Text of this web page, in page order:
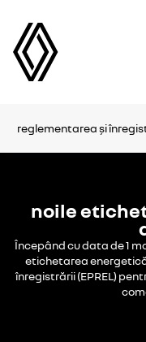
reglementarea și
noile
Începând cu data de 1
etichetarea
înregistrării (EPREL)